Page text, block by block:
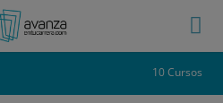
10 Cursos